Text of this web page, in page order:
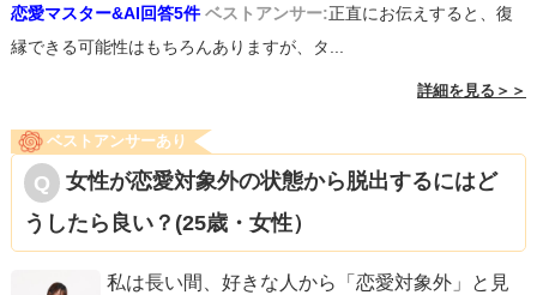
恋愛マスター&AI回答5件 ベストアンサー:正直にお伝えすると、復
縁できる可能性はもちろんありますが、タ...
詳細を見る＞＞
ベストアンサーあり
女性が恋愛対象外の状態から脱出するにはど
うしたら良い？(25歳・女性）
私は長い間、好きな人から「恋愛対象外」と見